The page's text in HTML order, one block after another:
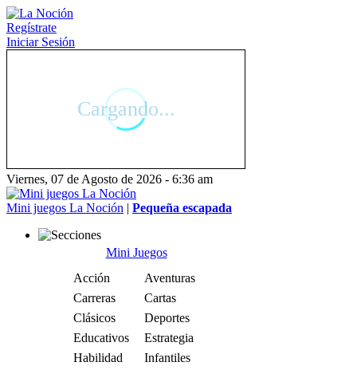
Regístrate
Iniciar Sesión
Viernes, 07 de Agosto de 2026 - 6:36 am
Mini juegos La Noción | Pequeña escapada
Mini Juegos
Acción
Aventuras
Carreras
Cartas
Clásicos
Deportes
Educativos
Estrategia
Habilidad
Infantiles